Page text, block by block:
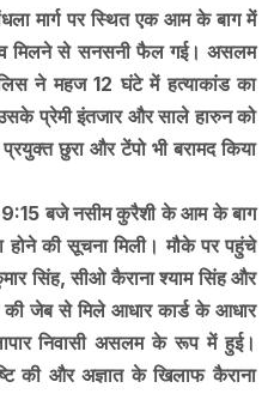
मार्ग पर स्थित एक आम के बाग में
मिलने से सनसनी फैल गई। असलम
ने महज 12 घंटे में हत्याकांड का
प्रेमी इंतजार और साले हारुन को
छुरा और टेंपो भी बरामद किया
9:15 बजे नसीम कुरैशी के आम के बाग
की सूचना मिली। मौके पर पहुंचे
सिंह, सीओ कैराना श्याम सिंह और
जेब से मिले आधार कार्ड के आधार
निवासी असलम के रूप में हुई।
की और अज्ञात के खिलाफ कैराना